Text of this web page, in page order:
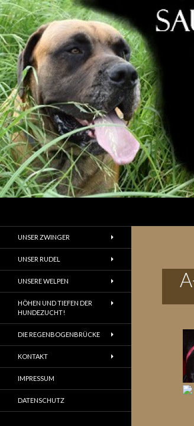
UNSER ZWINGER
UNSER RUDEL
UNSERE WELPEN
HÖHEN UND TIEFEN DER
HUNDEZUCHT!
DIE REGENBOGENBRÜCKE
KONTAKT
IMPRESSUM
DATENSCHUTZ